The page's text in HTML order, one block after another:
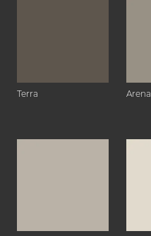
Terra Arena